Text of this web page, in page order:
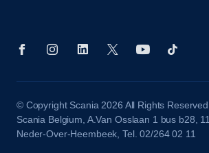
© Copyright Scania 2026 All Rights Reserved.
Scania Belgium, A.Van Osslaan 1 bus b28,
Neder-Over-Heembeek, Tel. 02/264 02 11